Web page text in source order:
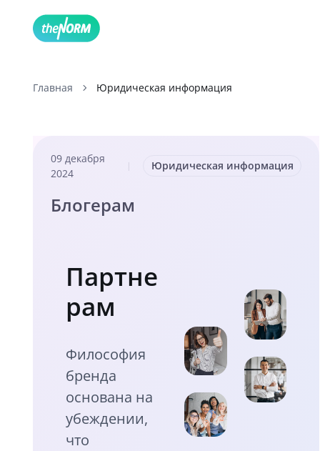
Главная Юридическая информация
09 декабря
2024
| Юридическая информация
Блогерам
Партне
рам
Философия
бренда
основана на
убеждении,
что